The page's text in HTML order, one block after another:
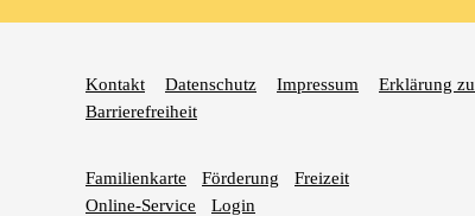
Kontakt Datenschutz Impressum
Erklärung
Barrierefreiheit
Familienkarte Förderung
Freizeit
Online-Service
Login